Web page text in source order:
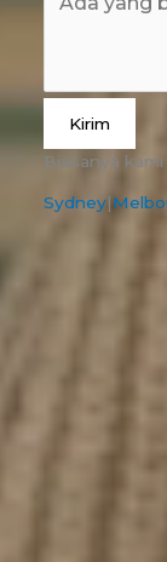
Kirim
Biasanya
Sydney|